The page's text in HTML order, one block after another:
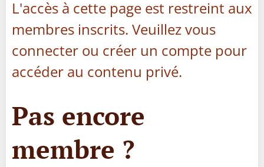
L'accès à cette page est restreint aux
membres inscrits. Veuillez vous
connecter ou créer un compte pour
accéder au contenu privé.
Pas encore
membre ?